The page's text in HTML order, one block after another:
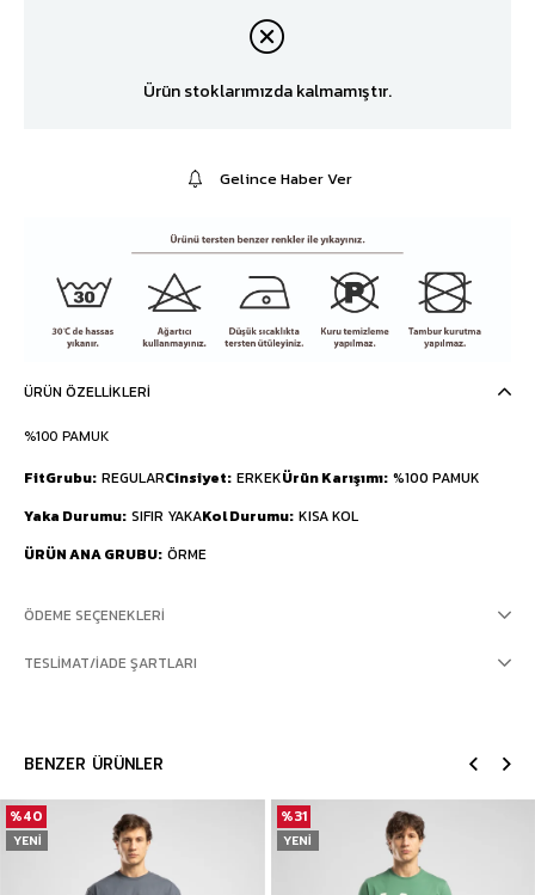
Ürün stoklarımızda kalmamıştır.
Gelince Haber Ver
ÜRÜN ÖZELLIKLERI
%100 PAMUK
FitGrubu REGULARCinsiyet ERKEKÜrün Karışımı %100 PAMUK
Yaka Durumu SIFIR YAKAKol Durumu KISA KOL
ÜRÜN ANA GRUBU ÖRME
ÖDEME SEÇENEKLERI
TESLIMAT/İADE ŞARTLARI
BENZER ÜRÜNLER
%40
YENI
%31
YENI